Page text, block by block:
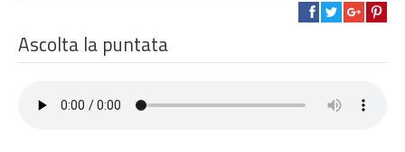
Ascolta la puntata